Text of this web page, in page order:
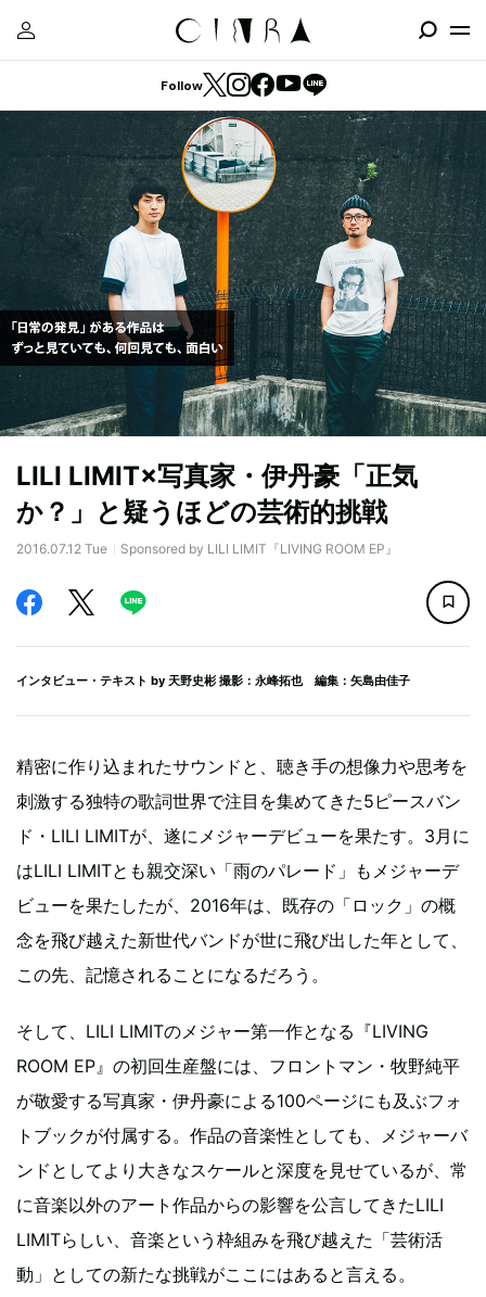
Follow
LILI LIMIT×写真家・伊丹豪「正気
か？」と疑うほどの芸術的挑戦
2016.07.12 Tue Sponsored by LILI LIMIT『LIVING ROOM EP』
インタビュー・テキスト by 天野史彬 撮影：永峰拓也 編集：矢島由佳子
精密に作り込まれたサウンドと、聴き手の想像力や思考を
刺激する独特の歌詞世界で注目を集めてきた5ピースバン
ド・LILI LIMITが、遂にメジャーデビューを果たす。3月に
はLILI LIMITとも親交深い「雨のパレード」もメジャーデ
ビューを果たしたが、2016年は、既存の「ロック」の概
念を飛び越えた新世代バンドが世に飛び出した年として、
この先、記憶されることになるだろう。
そして、LILI LIMITのメジャー第一作となる『LIVING
ROOM EP』の初回生産盤には、フロントマン・牧野純平
が敬愛する写真家・伊丹豪による100ページにも及ぶフォ
トブックが付属する。作品の音楽性としても、メジャーバ
ンドとしてより大きなスケールと深度を見せているが、常
に音楽以外のアート作品からの影響を公言してきたLILI
LIMITらしい、音楽という枠組みを飛び越えた「芸術活
動」としての新たな挑戦がここにはあると言える。